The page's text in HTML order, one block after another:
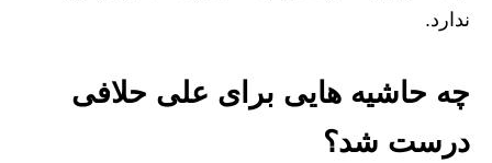
ندارد.
چه حاشیه هایی برای علی حلافی
درست شد؟